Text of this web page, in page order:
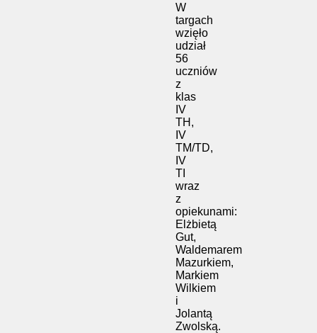
W
targach
wzięło
udział
56
uczniów
z
klas
IV
TH,
IV
TM/TD,
IV
TI
wraz
z
opiekunami:
Elżbietą
Gut,
Waldemarem
Mazurkiem,
Markiem
Wilkiem
i
Jolantą
Zwolską.